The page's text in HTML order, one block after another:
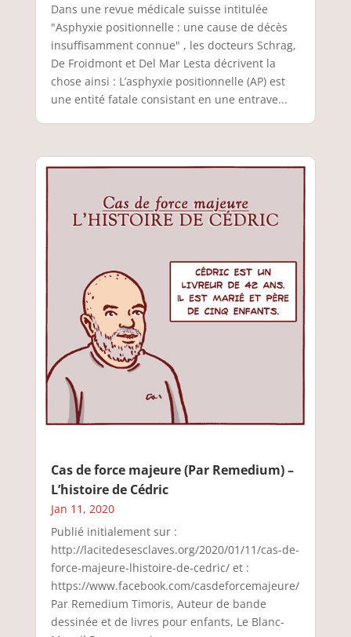
Dans une revue médicale suisse intitulée
"Asphyxie positionnelle : une cause de décès
insuffisamment connue" , les docteurs Schrag,
De Froidmont et Del Mar Lesta décrivent la
chose ainsi : L’asphyxie positionnelle (AP) est
une entité fatale consistant en une entrave...
Cas de force majeure (Par Remedium) –
L’histoire de Cédric
Jan 11, 2020
Publié initialement sur :
http://lacitedesesclaves.org/2020/01/11/cas-de-
force-majeure-lhistoire-de-cedric/ et :
https://www.facebook.com/casdeforcemajeure/
Par Remedium Timoris, Auteur de bande
dessinée et de livres pour enfants, Le Blanc-